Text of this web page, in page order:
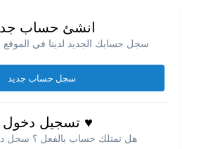
انشئ حساب
سجل حسابك الجديد لدينا في الموقع
سجل حساب جديد
♥ تسجيل دخول
هل تمتلك حساب بالفعل ؟ سجل